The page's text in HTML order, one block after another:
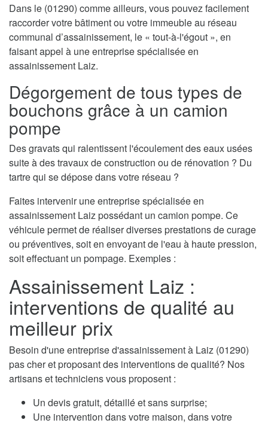
Dans le (01290) comme ailleurs, vous pouvez facilement
raccorder votre bâtiment ou votre immeuble au réseau
communal d’assainissement, le « tout-à-l'égout », en
faisant appel à une entreprise spécialisée en
assainissement Laiz.
Dégorgement de tous types de
bouchons grâce à un camion
pompe
Des gravats qui ralentissent l'écoulement des eaux usées
suite à des travaux de construction ou de rénovation ? Du
tartre qui se dépose dans votre réseau ?
Faites intervenir une entreprise spécialisée en
assainissement Laiz possédant un camion pompe. Ce
véhicule permet de réaliser diverses prestations de curage
ou préventives, soit en envoyant de l'eau à haute pression,
soit effectuant un pompage. Exemples :
Assainissement Laiz :
interventions de qualité au
meilleur prix
Besoin d'une entreprise d'assainissement à Laiz (01290)
pas cher et proposant des interventions de qualité? Nos
artisans et techniciens vous proposent :
Un devis gratuit, détaillé et sans surprise;
Une intervention dans votre maison, dans votre